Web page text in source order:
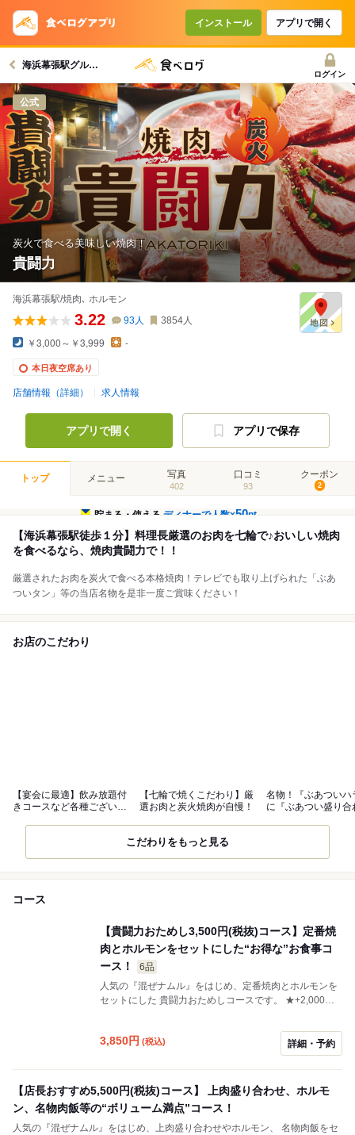
インストール アプリで開く
海浜幕張駅グルメへ
ログイン
公式
炭火で食べる美味しい焼肉！
貴闘力
海浜幕張駅/焼肉､ ホルモン
3.22 93人 3854人
￥3,000～￥3,999 -
本日夜空席あり
店舗情報（詳細） 求人情報
アプリで開く アプリで保存
トップ メニュー 写真
402
口コミ
93
クーポン
2
貯まる・使えるディナーで人数×50pt
【海浜幕張駅徒歩１分】料理長厳選のお肉を七輪で♪おいしい焼肉
を食べるなら、焼肉貴闘力で！！
厳選されたお肉を炭火で食べる本格焼肉！テレビでも取り上げられた「ぶあ
ついタン」等の当店名物を是非一度ご賞味ください！
お店のこだわり
【宴会に最適】飲み放題付
きコースなど各種ございま
【七輪で焼くこだわり】厳
選お肉と炭火焼肉が自慢！
名物！『ぶあついハ
に『ぶあつい盛り合
こだわりをもっと見る
コース
【貴闘力おためし3,500円(税抜)コース】定番焼
肉とホルモンをセットにした“お得な”お食事コ
ース！
6品
人気の『混ぜナムル』をはじめ、定番焼肉とホルモンを
セットにした 貴闘力おためしコースです。 ★+2,000円
3,850円 (税込) 詳細・予約
【店長おすすめ5,500円(税抜)コース】 上肉盛り合わせ、ホルモ
ン、名物肉飯等の“ボリューム満点”コース！
人気の『混ぜナムル』をはじめ、上肉盛り合わせやホルモン、 名物肉飯をセ
コースで使えるクーポン
戻る
クーポンを利用せず予約する